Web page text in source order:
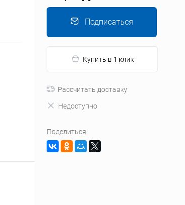
Подписаться
Купить в 1 клик
Рассчитать доставку
Недоступно
Поделиться